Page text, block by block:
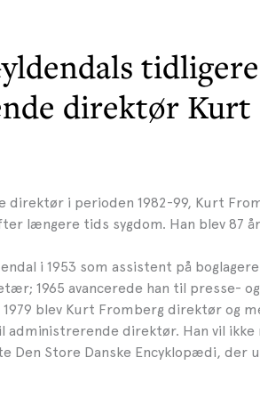
tidligere
direktør Kurt
direktør i perioden 1982-99, Kurt
længere tids sygdom. Han blev 87
i 1953 som assistent på
1965 avancerede han til presse-
blev Kurt Fromberg direktør og
administrerende direktør. Han vil
Den Store Danske Encyklopædi, der